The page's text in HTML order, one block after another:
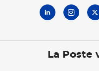
La Poste